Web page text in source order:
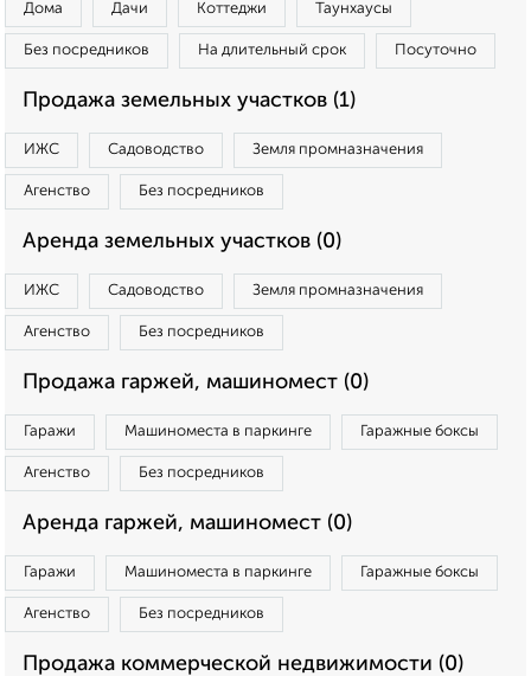
Дома Дачи Коттеджи Таунхаусы
Без посредников На длительный срок Посуточно
Продажа земельных участков (1)
ИЖС Садоводство Земля промназначения
Агенство Без посредников
Аренда земельных участков (0)
ИЖС Садоводство Земля промназначения
Агенство Без посредников
Продажа гаржей, машиномест (0)
Гаражи Машиноместа в паркинге Гаражные боксы
Агенство Без посредников
Аренда гаржей, машиномест (0)
Гаражи Машиноместа в паркинге Гаражные боксы
Агенство Без посредников
Продажа коммерческой недвижимости (0)